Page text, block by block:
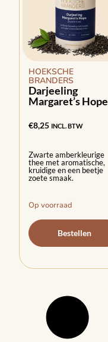
HOEKSCHE
BRANDERS
Darjeeling
Margaret’s Hope
€8,25 INCL. BTW
Zwarte amberkleurige
thee met aromatische,
kruidige en een beetje
zoete smaak.
Op voorraad
Bestellen